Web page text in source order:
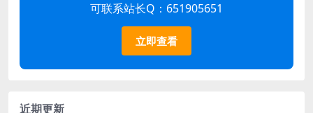
可联系站长Q：651905651
立即查看
近期更新